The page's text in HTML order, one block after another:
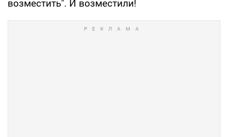
возместить". И возместили!